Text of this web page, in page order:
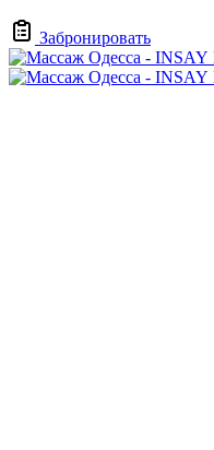
Забронировать